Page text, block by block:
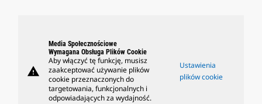
warning
Media Społecznościowe
Wymagana Obsługa Plików Cookie
Aby włączyć tę funkcję, musisz
zaakceptować używanie plików
cookie przeznaczonych do
targetowania, funkcjonalnych i
odpowiadających za wydajność.
Ustawienia
plików cookie